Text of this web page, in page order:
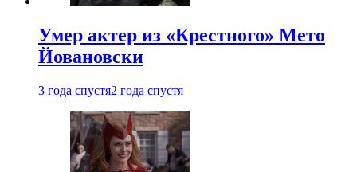
Умер актер из «Крестного» Мето
Йовановски
3 года спустя2 года спустя